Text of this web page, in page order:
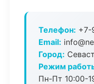
Телефон: +7-
Email:
Город:
Режим
Пн-Пт 10:00-